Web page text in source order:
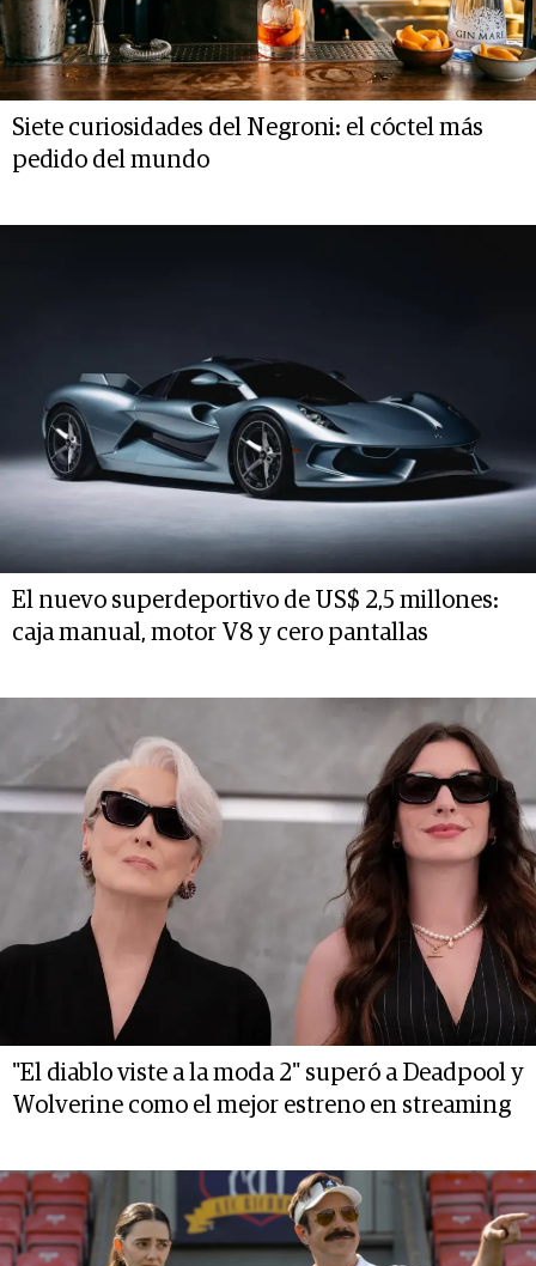
Siete curiosidades del Negroni: el cóctel más
pedido del mundo
El nuevo superdeportivo de US$ 2,5 millones:
caja manual, motor V8 y cero pantallas
"El diablo viste a la moda 2" superó a Deadpool y
Wolverine como el mejor estreno en streaming